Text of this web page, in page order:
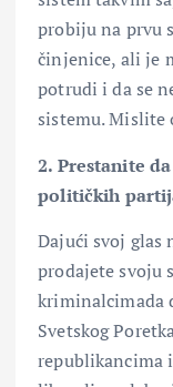
probiju na prvu
činjenice, ali je
potrudi i da se
sistemu. Mislite
2. Prestanite
političkih
Dajući svoj glas
prodajete svoju
kriminalcimada
Svetskog
republikancima